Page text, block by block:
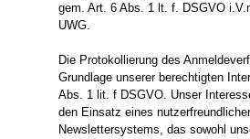
gem. Art. 6 Abs. 1 lt. f. DSGVO
UWG.
Die Protokollierung des
Grundlage unserer berechtigten
Abs. 1 lit. f DSGVO. Unser
den Einsatz eines
Newslettersystems, das sowohl